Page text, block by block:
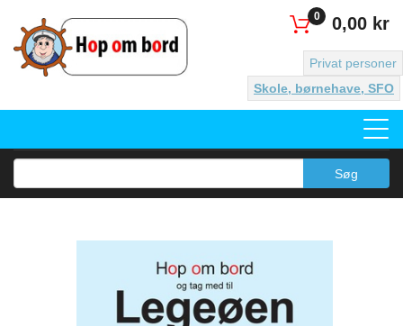
0 0,00 kr
Privat personer
Skole, børnehave, SFO
Søg